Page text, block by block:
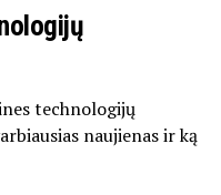
technologijų
naujienas ir ką